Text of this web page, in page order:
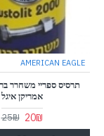
AMERICAN EAGLE
אמריקן איגל
20₪
25₪